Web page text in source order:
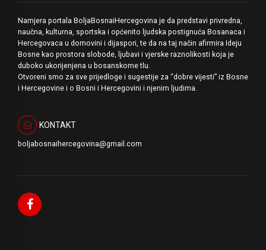
Namjera portala BoljaBosnaiHercegovina je da predstavi privredna,
naučna, kulturna, sportska i općenito ljudska postignuća Bosanaca i
Hercegovaca u domovini i dijaspori, te da na taj način afirmira Ideju
Bosne kao prostora slobode, ljubavi i vjerske raznolikosti koja je
duboko ukorijenjena u bosanskome tlu.
Otvoreni smo za sve prijedloge i sugestije za “dobre vijesti” iz Bosne
i Hercegovine i o Bosni i Hercegovini i njenim ljudima.
KONTAKT
boljabosnaihercegovina@gmail.com